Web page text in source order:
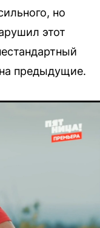
но
этот
предыдущие.